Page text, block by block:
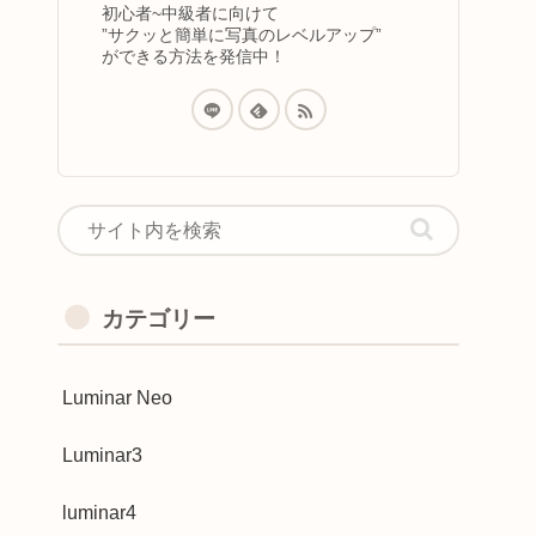
初心者~中級者に向けて
”サクッと簡単に写真のレベルアップ”
ができる方法を発信中！
カテゴリー
Luminar Neo
Luminar3
luminar4